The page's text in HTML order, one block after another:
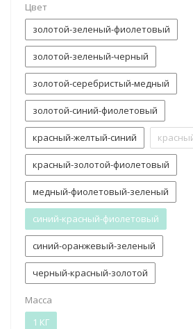
Цвет
золотой-зеленый-фиолетовый
золотой-зеленый-черный
золотой-серебристый-медный
золотой-синий-фиолетовый
красный-желтый-синий
красный-золотой-фиолетовый
медный-фиолетовый-зеленый
синий-красный-фиолетовый
синий-оранжевый-зеленый
черный-красный-золотой
Масса
1 КГ